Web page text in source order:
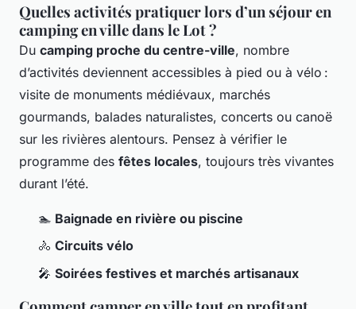
Quelles activités pratiquer lors d’un séjour en
camping en ville dans le Lot ?
Du camping proche du centre-ville, nombre
d’activités deviennent accessibles à pied ou à vélo :
visite de monuments médiévaux, marchés
gourmands, balades naturalistes, concerts ou canoë
sur les rivières alentours. Pensez à vérifier le
programme des fêtes locales, toujours très vivantes
durant l’été.
🏊 Baignade en rivière ou piscine
🚴 Circuits vélo
🎤 Soirées festives et marchés artisanaux